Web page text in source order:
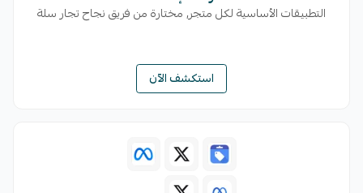
التطبيقات الأساسية لكل متجر, مختارة من فريق نجاح تجار سلة
استكشف الآن